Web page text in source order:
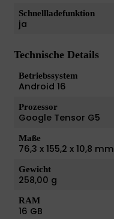
Schnellladefunktion
ja
Technische Details
Betriebssystem
Android 16
Prozessor
Google Tensor G5
Maße
76,3 x 155,2 x 10,8 mm
Gewicht
258,00 g
RAM
16 GB